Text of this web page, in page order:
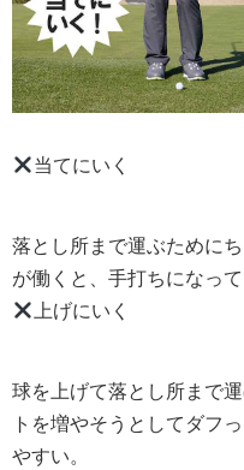
当てにいく
落とし所まで運ぶために
が働くと、手打ちになっ
上げにいく
球を上げて落とし所まで
トを増やそうとしてダフ
やすい。